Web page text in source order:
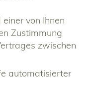
von Ihnen
Zustimmung
zwischen
automatisierter